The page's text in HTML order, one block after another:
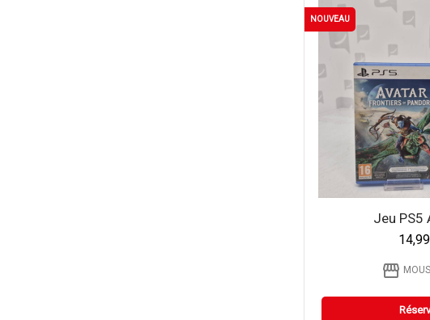
Jeu PS5
storefront
NOUVEAU